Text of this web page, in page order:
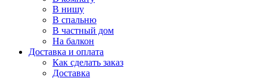
В нишу
В спальню
В частный дом
На балкон
Доставка и оплата
Как сделать заказ
Доставка